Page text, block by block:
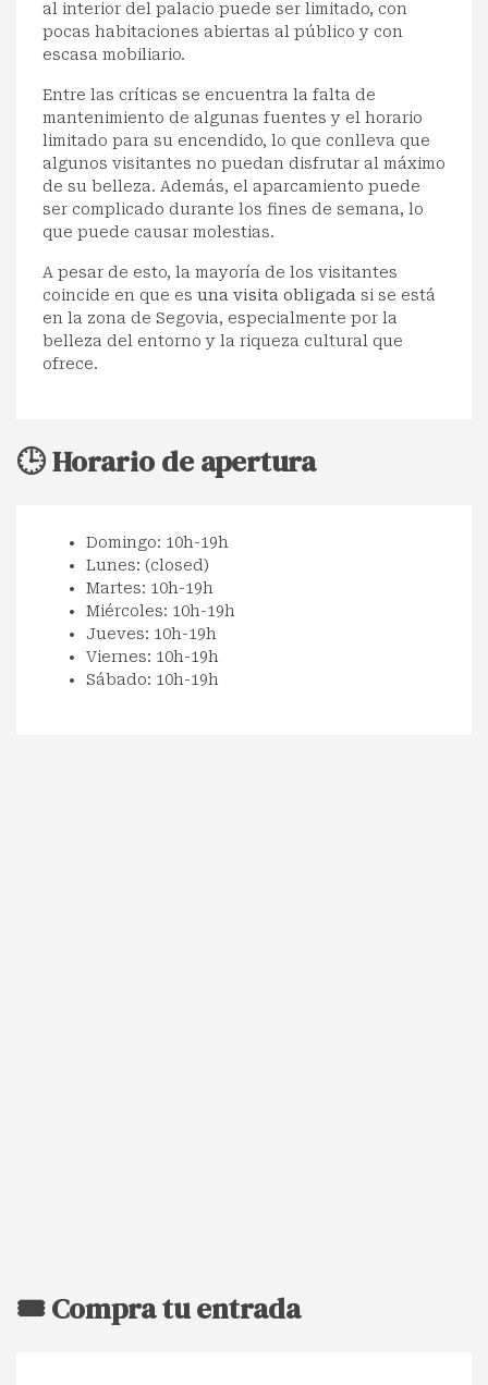
al interior del palacio puede ser limitado, con
pocas habitaciones abiertas al público y con
escasa mobiliario.
Entre las críticas se encuentra la falta de
mantenimiento de algunas fuentes y el horario
limitado para su encendido, lo que conlleva que
algunos visitantes no puedan disfrutar al máximo
de su belleza. Además, el aparcamiento puede
ser complicado durante los fines de semana, lo
que puede causar molestias.
A pesar de esto, la mayoría de los visitantes
coincide en que es una visita obligada si se está
en la zona de Segovia, especialmente por la
belleza del entorno y la riqueza cultural que
ofrece.
🕒 Horario de apertura
Domingo: 10h-19h
Lunes: (closed)
Martes: 10h-19h
Miércoles: 10h-19h
Jueves: 10h-19h
Viernes: 10h-19h
Sábado: 10h-19h
🎟️ Compra tu entrada